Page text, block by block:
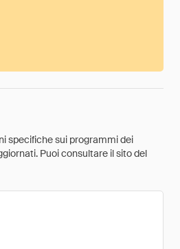
specifiche sui programmi dei
Puoi consultare il sito del